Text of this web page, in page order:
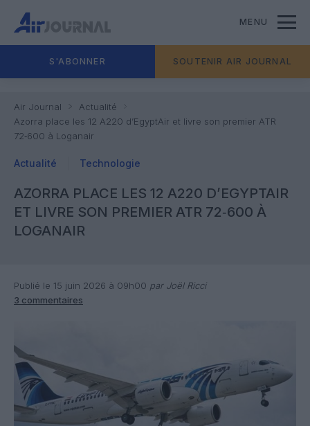
MENU
S'ABONNER SOUTENIR AIR JOURNAL
Air Journal
Actualité
Azorra place les 12 A220 d’EgyptAir et livre son premier ATR
72‑600 à Loganair
Actualité Technologie
AZORRA PLACE LES 12 A220 D’EGYPTAIR
ET LIVRE SON PREMIER ATR 72‑600 À
LOGANAIR
Publié le 15 juin 2026 à 09h00 par Joël Ricci
3 commentaires